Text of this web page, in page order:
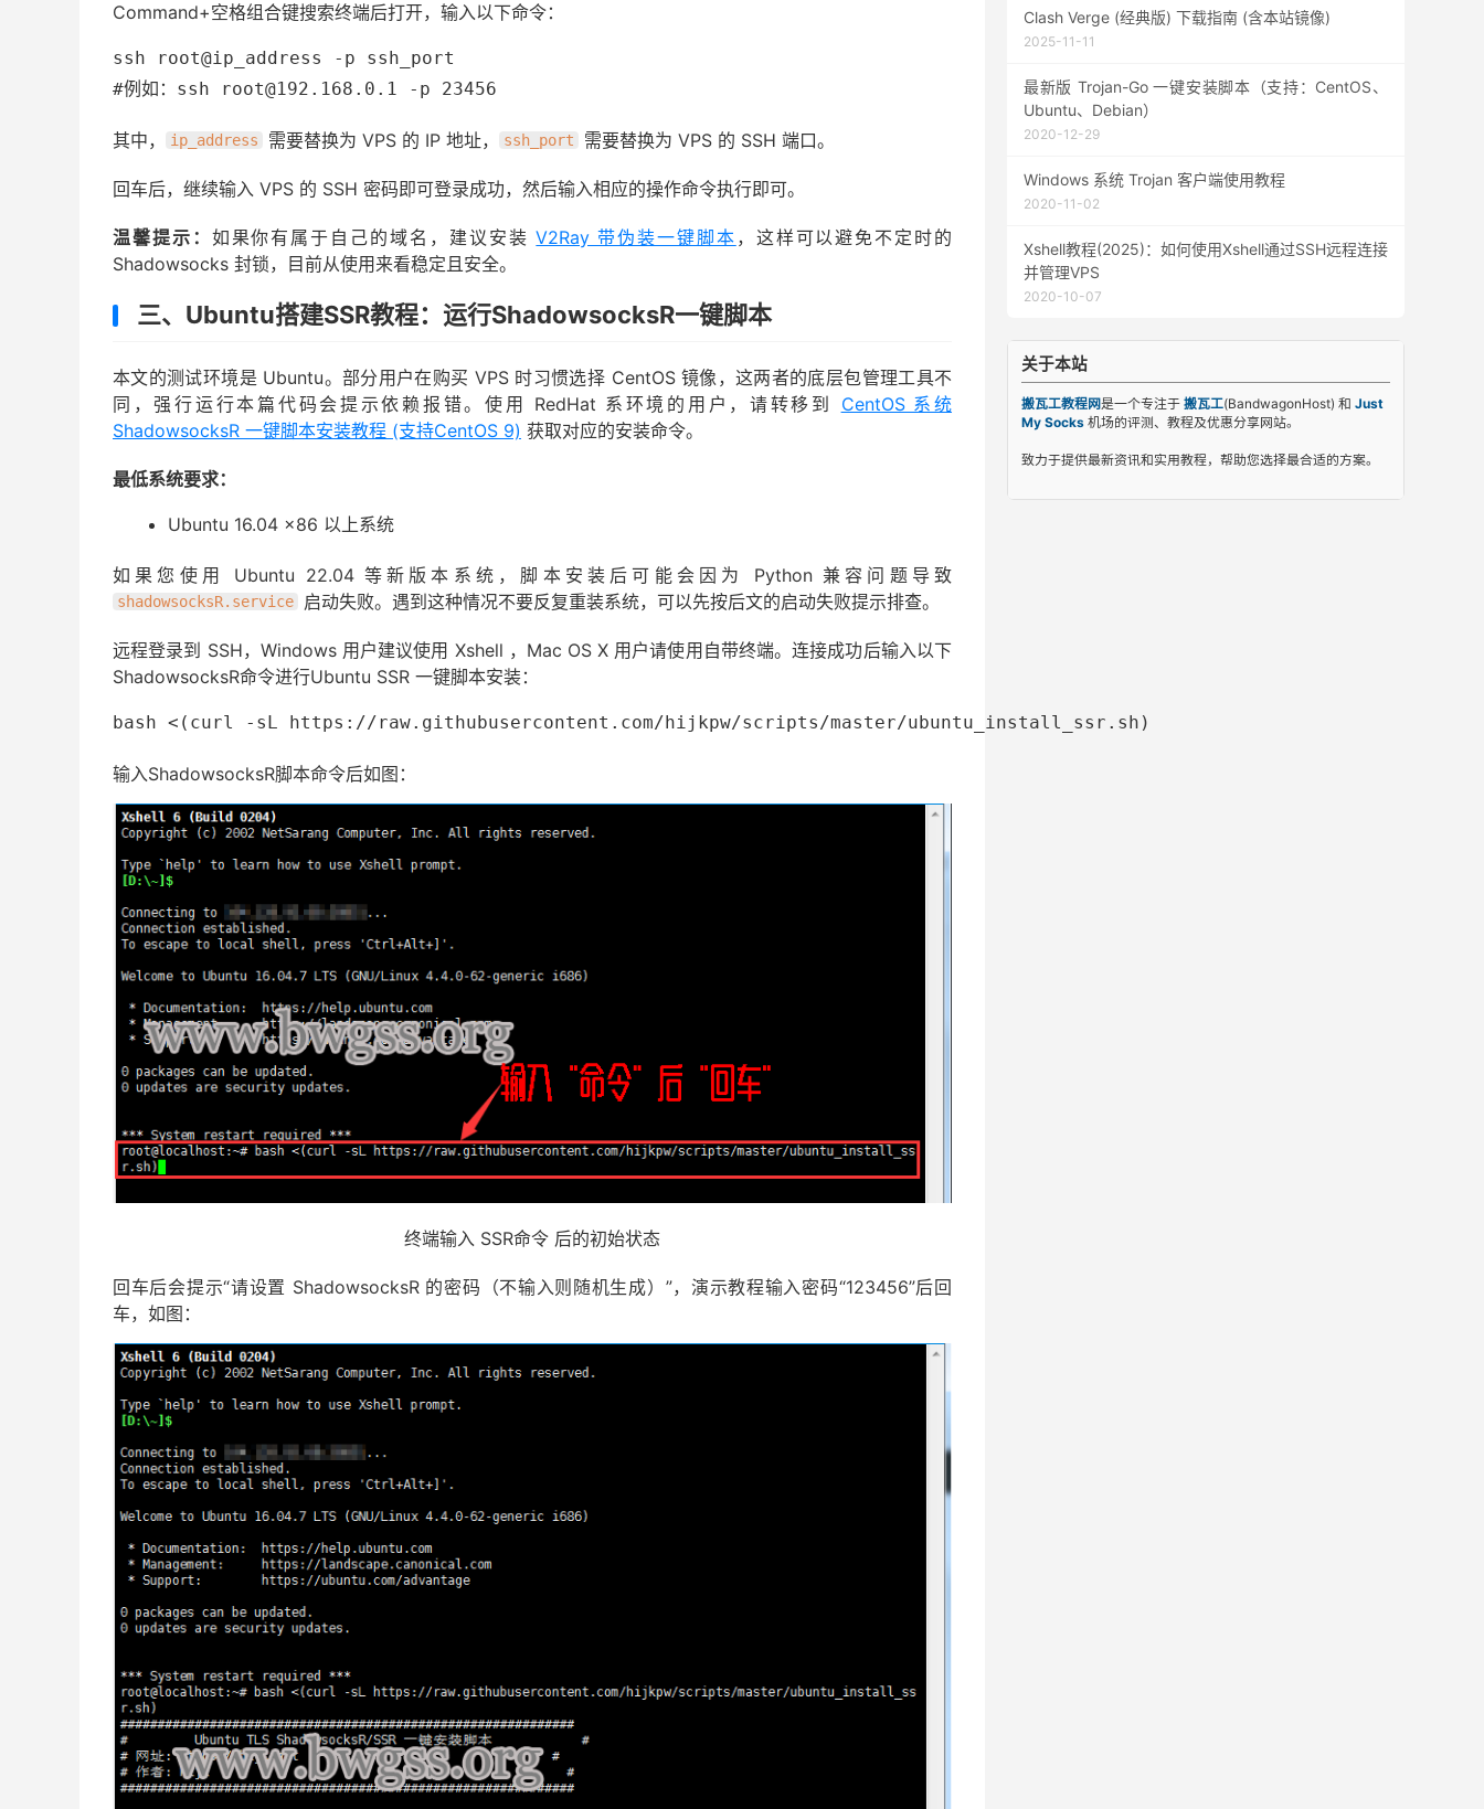
Command+空格组合键搜索终端后打开，输入以下命令：
ssh root@ip_address -p ssh_port
#例如：ssh root@192.168.0.1 -p 23456
其中， ip_address 需要替换为 VPS 的 IP 地址， ssh_port 需要替换为 VPS 的 SSH 端口。
回车后，继续输入 VPS 的 SSH 密码即可登录成功，然后输入相应的操作命令执行即可。
温馨提示： 如果你有属于自己的域名，建议安装V2Ray 带伪装一键脚本 ，这样可以避免不定时的
Shadowsocks 封锁，目前从使用来看稳定且安全。
三、Ubuntu搭建SSR教程：运行ShadowsocksR一键脚本
本文的测试环境是 Ubuntu。部分用户在购买 VPS 时习惯选择 CentOS 镜像，这两者的底层包管理工具不
同，强行运行本篇代码会提示依赖报错。使用 RedHat 系环境的用户，请转移到 CentOS 系统
ShadowsocksR 一键脚本安装教程 (支持CentOS 9) 获取对应的安装命令。
最低系统要求：
Ubuntu 16.04 x86 以上系统
如果您使用 Ubuntu 22.04 等新版本系统，脚本安装后可能会因为 Python 兼容问题导致
shadowsocksR.service 启动失败。遇到这种情况不要反复重装系统，可以先按后文的启动失败提示排查。
远程登录到 SSH，Windows 用户建议使用 Xshell ，Mac OS X 用户请使用自带终端。连接成功后输入以下
ShadowsocksR命令进行Ubuntu SSR 一键脚本安装：
bash <(curl -sL https://raw.githubusercontent.com/hijkpw/scripts/master/ubuntu_install_ssr.sh)
输入ShadowsocksR脚本命令后如图：
终端输入 SSR命令 后的初始状态
回车后会提示“请设置 ShadowsocksR 的密码（不输入则随机生成）”，演示教程输入密码“123456”后回
车，如图：
Clash Verge (经典版) 下载指南 (含本站镜像)
2025-11-11
最新版 Trojan-Go 一键安装脚本（支持：CentOS、
Ubuntu、Debian）
2020-12-29
Windows 系统 Trojan 客户端使用教程
2020-11-02
Xshell教程(2025)：如何使用Xshell通过SSH远程连接
并管理VPS
2020-10-07
关于本站
搬瓦工教程网是一个专注于 搬瓦工(BandwagonHost) 和 Just
My Socks 机场的评测、教程及优惠分享网站。
致力于提供最新资讯和实用教程，帮助您选择最合适的方案。